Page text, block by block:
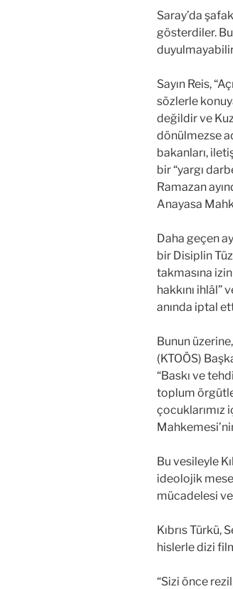
Saray’da
gösterdiler.
Sayın Reis,
sözlerle
değildir ve
dönülmezse
bakanları,
bir “yargı
Ramazan
Anayasa
Daha geçen
bir Disiplin
takmasına
hakkını ihlâl”
anında iptal
Bunun
(KTOÖS)
“Baskı ve
toplum
çocuklarımız
Bu vesileyle
ideolojik
mücadelesi
Kıbrıs Türkü,
hislerle dizi
“Sizi önce